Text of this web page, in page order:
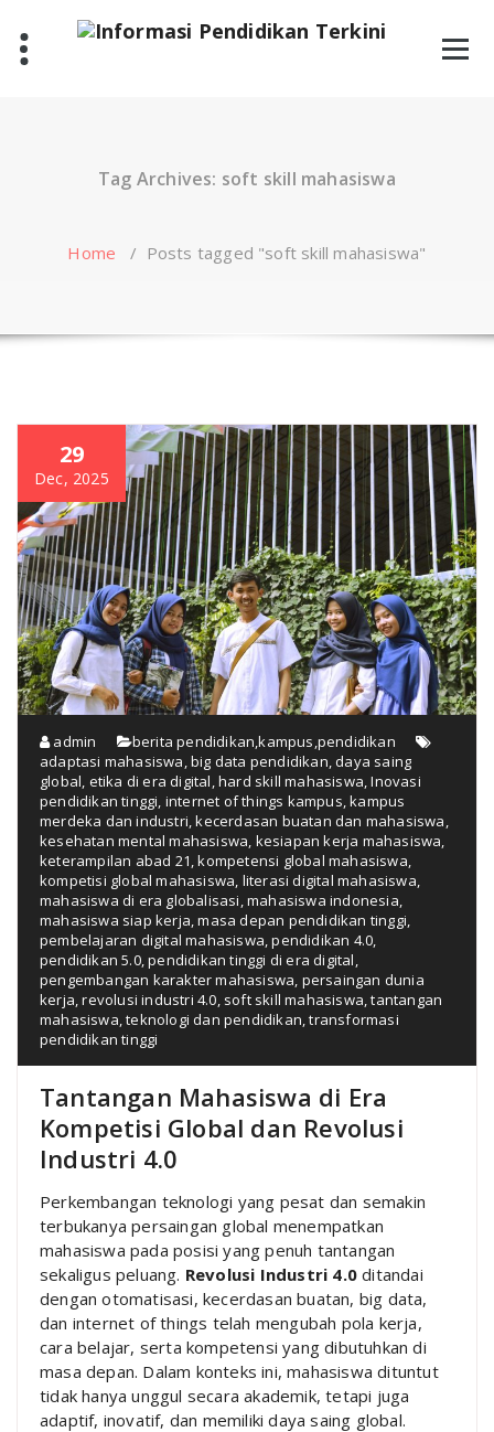
content
Tag Archives: soft skill mahasiswa
Home / Posts tagged "soft skill mahasiswa"
29
Dec, 2025
admin berita pendidikan,kampus,pendidikan
adaptasi mahasiswa,big data pendidikan,daya saing
global, etika di era digital,hard skill mahasiswa,Inovasi
pendidikan tinggi, internet of things kampus,kampus
merdeka dan industri,kecerdasan buatan dan mahasiswa,
kesehatan mental mahasiswa, kesiapan kerja mahasiswa,
keterampilan abad 21,kompetensi global mahasiswa,
kompetisi global mahasiswa, literasi digital mahasiswa,
mahasiswa di era globalisasi,mahasiswa indonesia,
mahasiswa siap kerja,masa depan pendidikan tinggi,
pembelajaran digital mahasiswa,pendidikan 4.0,
pendidikan 5.0,pendidikan tinggi di era digital,
pengembangan karakter mahasiswa, persaingan dunia
kerja,revolusi industri 4.0, soft skill mahasiswa,tantangan
mahasiswa,teknologi dan pendidikan,transformasi
pendidikan tinggi
Tantangan Mahasiswa di Era
Kompetisi Global dan Revolusi
Industri 4.0
Perkembangan teknologi yang pesat dan semakin
terbukanya persaingan global menempatkan
mahasiswa pada posisi yang penuh tantangan
sekaligus peluang. Revolusi Industri 4.0 ditandai
dengan otomatisasi, kecerdasan buatan, big data,
dan internet of things telah mengubah pola kerja,
cara belajar, serta kompetensi yang dibutuhkan di
masa depan. Dalam konteks ini, mahasiswa dituntut
tidak hanya unggul secara akademik, tetapi juga
adaptif, inovatif, dan memiliki daya saing global.